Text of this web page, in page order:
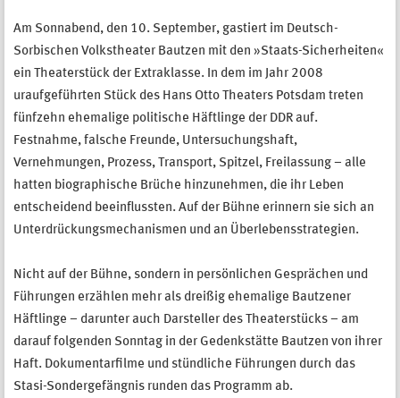
Am Sonnabend, den 10. September, gastiert im Deutsch-
Sorbischen Volkstheater Bautzen mit den »Staats-Sicherheiten«
ein Theaterstück der Extraklasse. In dem im Jahr 2008
uraufgeführten Stück des Hans Otto Theaters Potsdam treten
fünfzehn ehemalige politische Häftlinge der DDR auf.
Festnahme, falsche Freunde, Untersuchungshaft,
Vernehmungen, Prozess, Transport, Spitzel, Freilassung – alle
hatten biographische Brüche hinzunehmen, die ihr Leben
entscheidend beeinflussten. Auf der Bühne erinnern sie sich an
Unterdrückungsmechanismen und an Überlebensstrategien.
Nicht auf der Bühne, sondern in persönlichen Gesprächen und
Führungen erzählen mehr als dreißig ehemalige Bautzener
Häftlinge – darunter auch Darsteller des Theaterstücks – am
darauf folgenden Sonntag in der Gedenkstätte Bautzen von ihrer
Haft. Dokumentarfilme und stündliche Führungen durch das
Stasi-Sondergefängnis runden das Programm ab.